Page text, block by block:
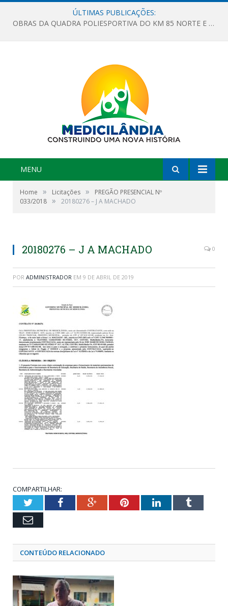
ÚLTIMAS PUBLICAÇÕES:
OBRAS DA QUADRA POLIESPORTIVA DO KM 85 NORTE E DA ESCOLA GASPAR VIANA AVANÇAM
MENU
Home » Licitações »
PREGÃO PRESENCIAL Nº
033/2018 » 20180276 – J A MACHADO
20180276 – J A MACHADO 0
POR ADMINISTRADOR EM 9 DE ABRIL DE 2019
COMPARTILHAR:
TwitterFacebookGoogle+PinterestLinkedInTumblr
Email
CONTEÚDO RELACIONADO